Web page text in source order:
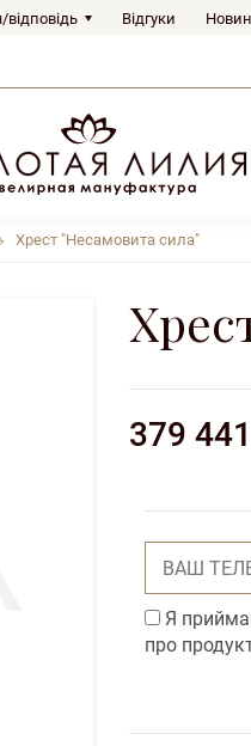
Відгуки
Хрест "Несамовита сила"
379 441
Я
про